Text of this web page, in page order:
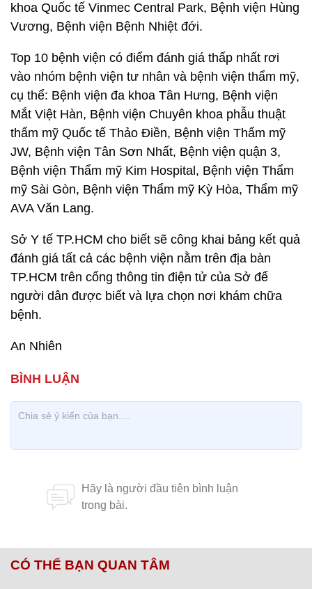
khoa Quốc tế Vinmec Central Park, Bệnh viện Hùng
Vương, Bệnh viện Bệnh Nhiệt đới.
Top 10 bệnh viện có điểm đánh giá thấp nhất rơi
vào nhóm bệnh viện tư nhân và bệnh viện thẩm mỹ,
cụ thể: Bệnh viện đa khoa Tân Hưng, Bệnh viện
Mắt Việt Hàn, Bệnh viện Chuyên khoa phẫu thuật
thẩm mỹ Quốc tế Thảo Điền, Bệnh viện Thẩm mỹ
JW, Bệnh viện Tân Sơn Nhất, Bệnh viện quận 3,
Bệnh viện Thẩm mỹ Kim Hospital, Bệnh viện Thẩm
mỹ Sài Gòn, Bệnh viện Thẩm mỹ Kỳ Hòa, Thẩm mỹ
AVA Văn Lang.
Sở Y tế TP.HCM cho biết sẽ công khai bảng kết quả
đánh giá tất cả các bệnh viện nằm trên địa bàn
TP.HCM trên cổng thông tin điện tử của Sở để
người dân được biết và lựa chọn nơi khám chữa
bệnh.
An Nhiên
CÓ THỂ BẠN QUAN TÂM